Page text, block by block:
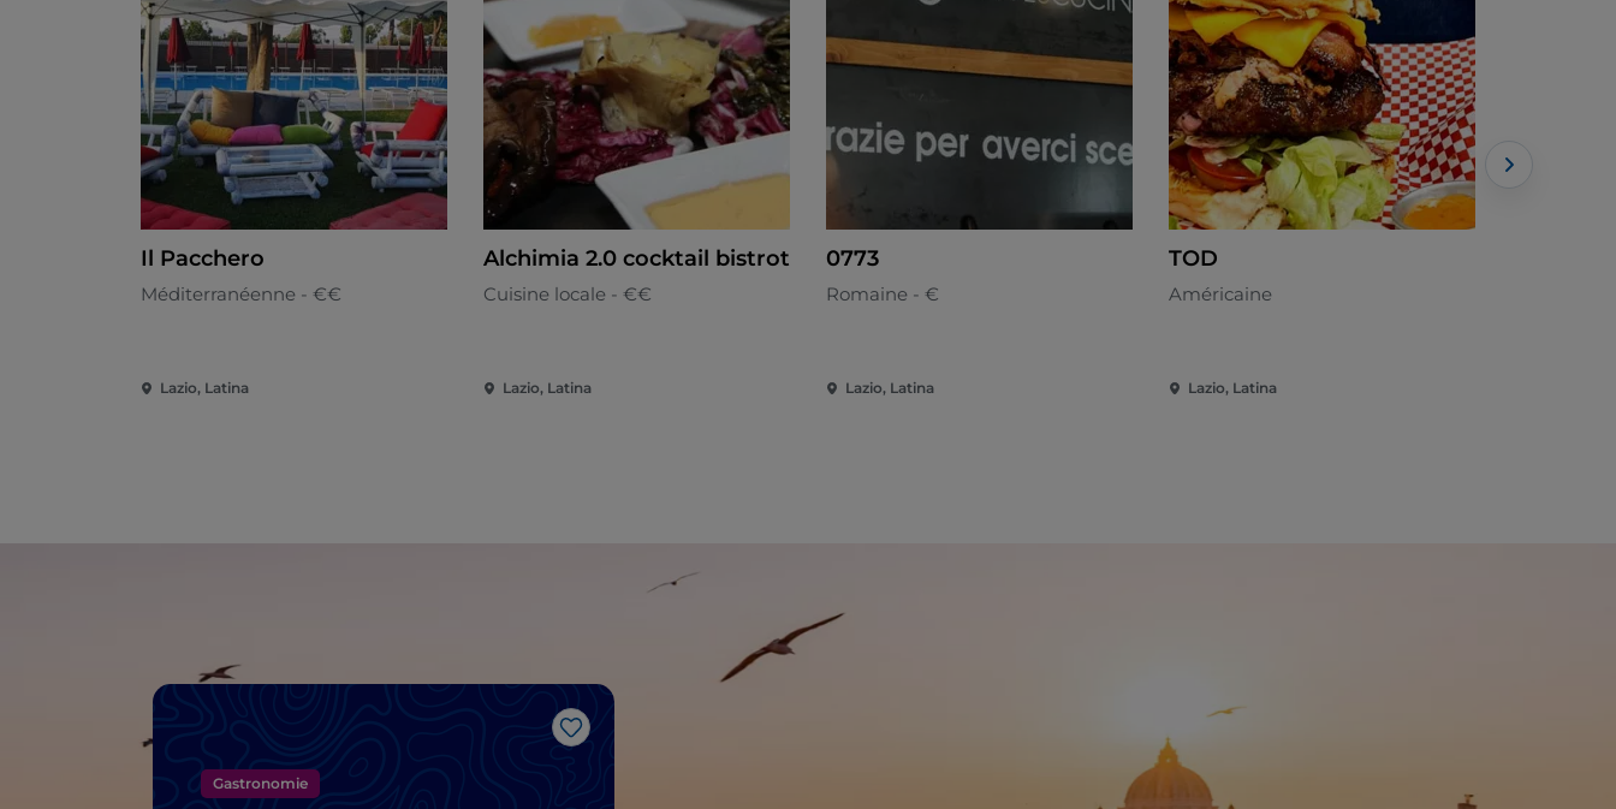
Il Pacchero
Méditerranéenne - €€
Lazio, Latina
Alchimia 2.0 cocktail bistrot
Cuisine locale - €€
Lazio, Latina
0773
Romaine - €
Lazio, Latina
TOD
Américaine
Lazio, Latina
J’aime
Gastronomie